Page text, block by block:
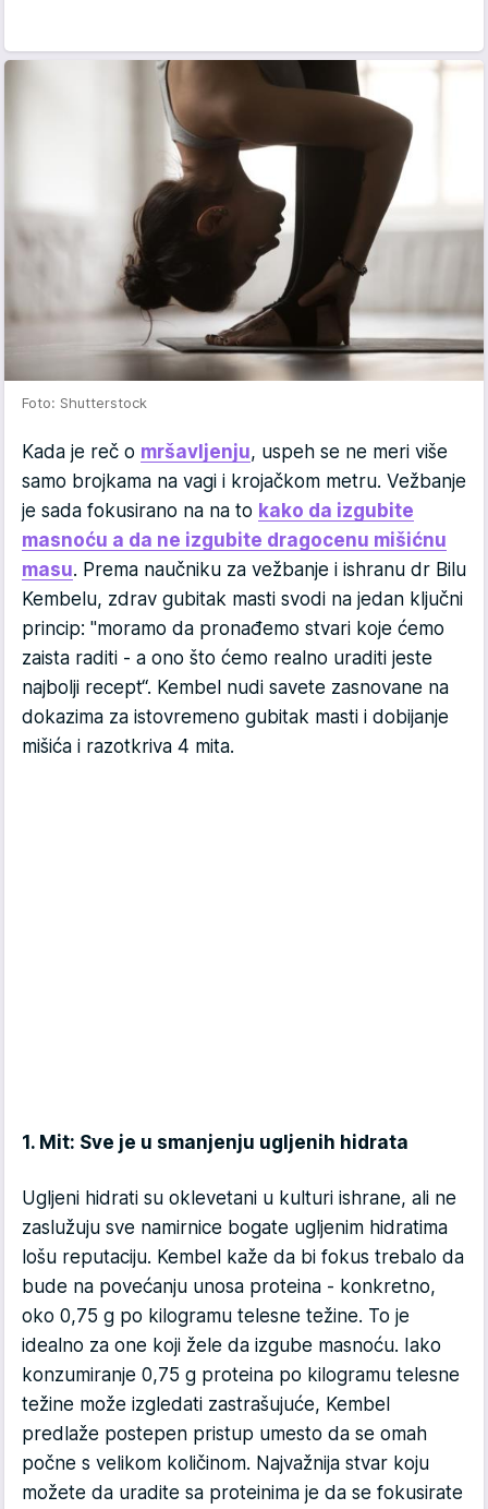
Foto: Shutterstock
Kada je reč o mršavljenju, uspeh se ne meri više
samo brojkama na vagi i krojačkom metru. Vežbanje
je sada fokusirano na na to kako da izgubite
masnoću a da ne izgubite dragocenu mišićnu
masu. Prema naučniku za vežbanje i ishranu dr Bilu
Kembelu, zdrav gubitak masti svodi na jedan ključni
princip: "moramo da pronađemo stvari koje ćemo
zaista raditi - a ono što ćemo realno uraditi jeste
najbolji recept“. Kembel nudi savete zasnovane na
dokazima za istovremeno gubitak masti i dobijanje
mišića i razotkriva 4 mita.
1. Mit: Sve je u smanjenju ugljenih hidrata
Ugljeni hidrati su oklevetani u kulturi ishrane, ali ne
zaslužuju sve namirnice bogate ugljenim hidratima
lošu reputaciju. Kembel kaže da bi fokus trebalo da
bude na povećanju unosa proteina - konkretno,
oko 0,75 g po kilogramu telesne težine. To je
idealno za one koji žele da izgube masnoću. Iako
konzumiranje 0,75 g proteina po kilogramu telesne
težine može izgledati zastrašujuće, Kembel
predlaže postepen pristup umesto da se omah
počne s velikom količinom. Najvažnija stvar koju
možete da uradite sa proteinima je da se fokusirate